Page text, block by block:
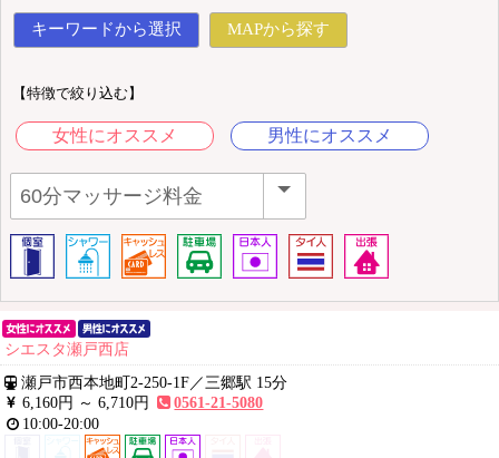
キーワードから選択 MAPから探す
【特徴で絞り込む】
女性にオススメ 男性にオススメ
シエスタ瀬戸西店
瀬戸市西本地町2-250-1F／三郷駅 15分
6,160円 ～6,710円
0561-21-5080
10:00-20:00